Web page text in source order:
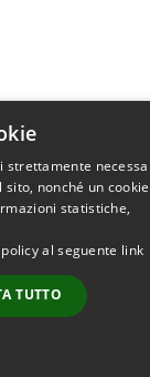
strettamente
nonché un cookie
statistiche,
al seguente link
TUTTO